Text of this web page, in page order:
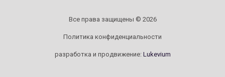
Все права защищены © 2026
Политика конфиденциальности
разработка и продвижение: Lukevium